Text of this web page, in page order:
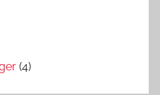
(4)